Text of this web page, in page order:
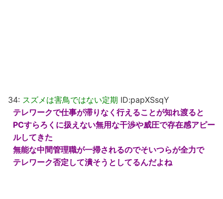
34: スズメは害鳥ではない定期 ID:papXSsqY
テレワークで仕事が滞りなく行えることが知れ渡ると
PCすらろくに扱えない無用な干渉や威圧で存在感アピー
ルしてきた
無能な中間管理職が一掃されるのでそいつらが全力で
テレワーク否定して潰そうとしてるんだよね